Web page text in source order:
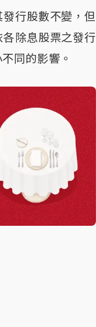
行股數不變，但
除息股票之發行
同的影響。